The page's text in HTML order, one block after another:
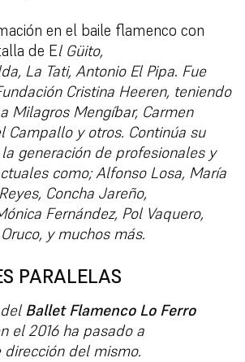
en el baile flamenco con
de El Güito,
La Tati, Antonio El Pipa. Fue
Cristina Heeren, teniendo
Milagros Mengíbar, Carmen
Campallo y otros. Continúa su
generación de profesionales y
como; Alfonso Losa, María
Concha Jareño,
Fernández, Pol Vaquero,
y muchos más.
PARALELAS
Ballet Flamenco Lo Ferro
el 2016 ha pasado a
del mismo.